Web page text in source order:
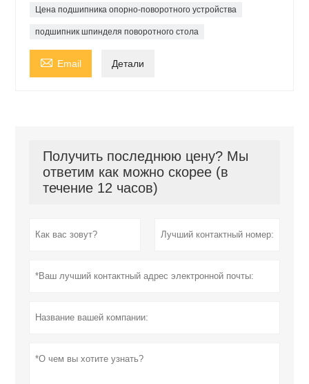
Цена подшипника опорно-поворотного устройства
подшипник шпинделя поворотного стола
 Email Детали
Получить последнюю цену? Мы
ответим как можно скорее (в
течение 12 часов)